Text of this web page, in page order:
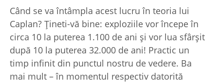
Când se va întâmpla acest lucru în teoria lui
Caplan? Ţineti-vă bine: exploziile vor începe în
circa 10 la puterea 1.100 de ani şi vor lua sfârşit
după 10 la puterea 32.000 de ani! Practic un
timp infinit din punctul nostru de vedere. Ba
mai mult – în momentul respectiv datorită